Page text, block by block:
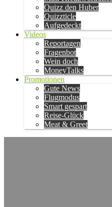
Quizz den Huber
Quizzticle
Aufgedeckt
Videos
Reportagen
Fragenbot
Wein doch
MoneyTalks
Promotionen
Gute News
Flugmodus
Smart gespart
Reise-Glück
Meat & Greet